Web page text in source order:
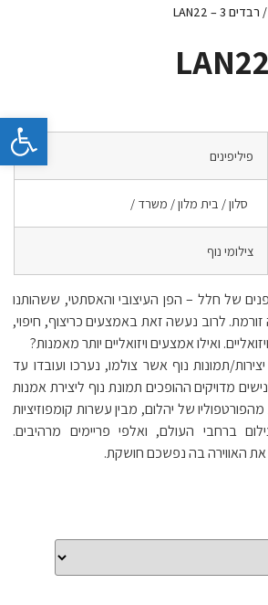
/ רבדים 3 – LAN22
פיליפינים
סלון / בית מלון / משרד /
צילומי נוף
של חלל – הפן העיצובי והאסתטי, ששהותנו
זורמת. לרוב נעשה זאת באמצעים כריצוף, חיפוי,
ואילו אמצעים ויזואליים יותר מאמנות?
תמונות נוף אשר צולמו, נערכו ועובדו עד
מדויקים ההופכים תמונת נוף ליצירת אמנות
של יהלום, מבין עשרות קומפוזיציות
ברחבי העולם, ואלפי פריימים מרהיבים.
את האווירה בה נפשכם חושקת.